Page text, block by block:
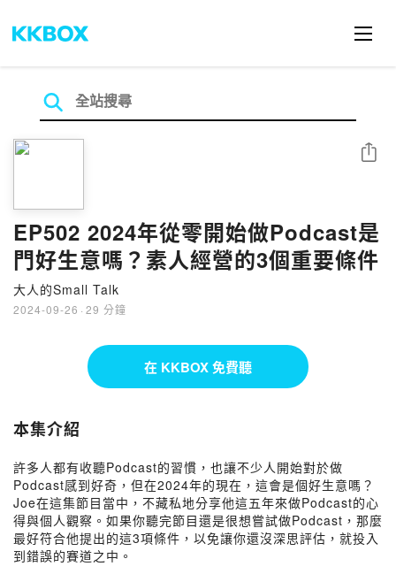
EP502 2024年從零開始做Podcast是
門好生意嗎？素人經營的3個重要條件
大人的Small Talk
2024-09-26 · 29 分鐘
分享
在 KKBOX 免費聽
本集介紹
許多人都有收聽Podcast的習慣，也讓不少人開始對於做
Podcast感到好奇，但在2024年的現在，這會是個好生意嗎？
Joe在這集節目當中，不藏私地分享他這五年來做Podcast的心
得與個人觀察。如果你聽完節目還是很想嘗試做Podcast，那麼
最好符合他提出的這3項條件，以免讓你還沒深思評估，就投入
到錯誤的賽道之中。